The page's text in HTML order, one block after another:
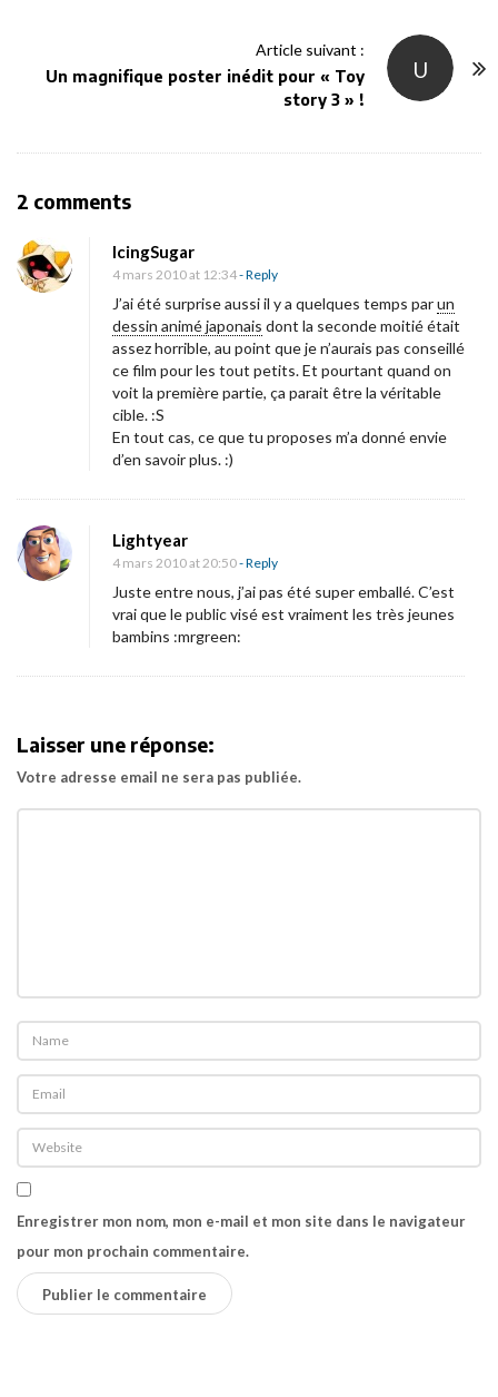
U
Article suivant :
Un magnifique poster inédit pour « Toy
story 3 » !
2 commentsO
[
r
i
t
i
q
u
e
3
a
m
s
è
n
ê
e
.
IcingSugar
4 mars 2010 at 12:34- Reply
J’ai été surprise aussi il y a quelques temps parun
dessin animé japonais dont la seconde moitié était
assez horrible, au point que je n’aurais pas conseillé
ce film pour les tout petits. Et pourtant quand on
voit la première partie, ça parait être la véritable
cible. :S
En tout cas, ce que tu proposes m’a donné envie
d’en savoir plus. :)
Lightyear
4 mars 2010 at 20:50- Reply
Juste entre nous, j’ai pas été super emballé. C’est
vrai que le public visé est vraiment les très jeunes
bambins :mrgreen:
Laisser une réponse:
Votre adresse email ne sera pas publiée.
Enregistrer mon nom, mon e-mail et mon site dans le navigateur
pour mon prochain commentaire.